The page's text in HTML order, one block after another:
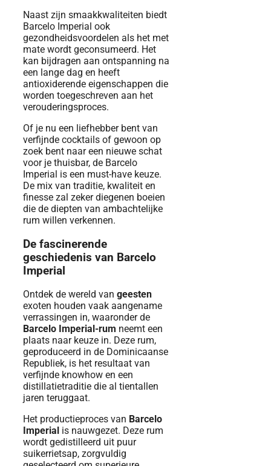
Naast zijn smaakkwaliteiten biedt
Barcelo Imperial ook
gezondheidsvoordelen als het met
mate wordt geconsumeerd. Het
kan bijdragen aan ontspanning na
een lange dag en heeft
antioxiderende eigenschappen die
worden toegeschreven aan het
verouderingsproces.
Of je nu een liefhebber bent van
verfijnde cocktails of gewoon op
zoek bent naar een nieuwe schat
voor je thuisbar, de Barcelo
Imperial is een must-have keuze.
De mix van traditie, kwaliteit en
finesse zal zeker diegenen boeien
die de diepten van ambachtelijke
rum willen verkennen.
De fascinerende
geschiedenis van Barcelo
Imperial
Ontdek de wereld van geesten
exoten houden vaak aangename
verrassingen in, waaronder de
Barcelo Imperial-rum neemt een
plaats naar keuze in. Deze rum,
geproduceerd in de Dominicaanse
Republiek, is het resultaat van
verfijnde knowhow en een
distillatietraditie die al tientallen
jaren teruggaat.
Het productieproces van Barcelo
Imperial is nauwgezet. Deze rum
wordt gedistilleerd uit puur
suikerrietsap, zorgvuldig